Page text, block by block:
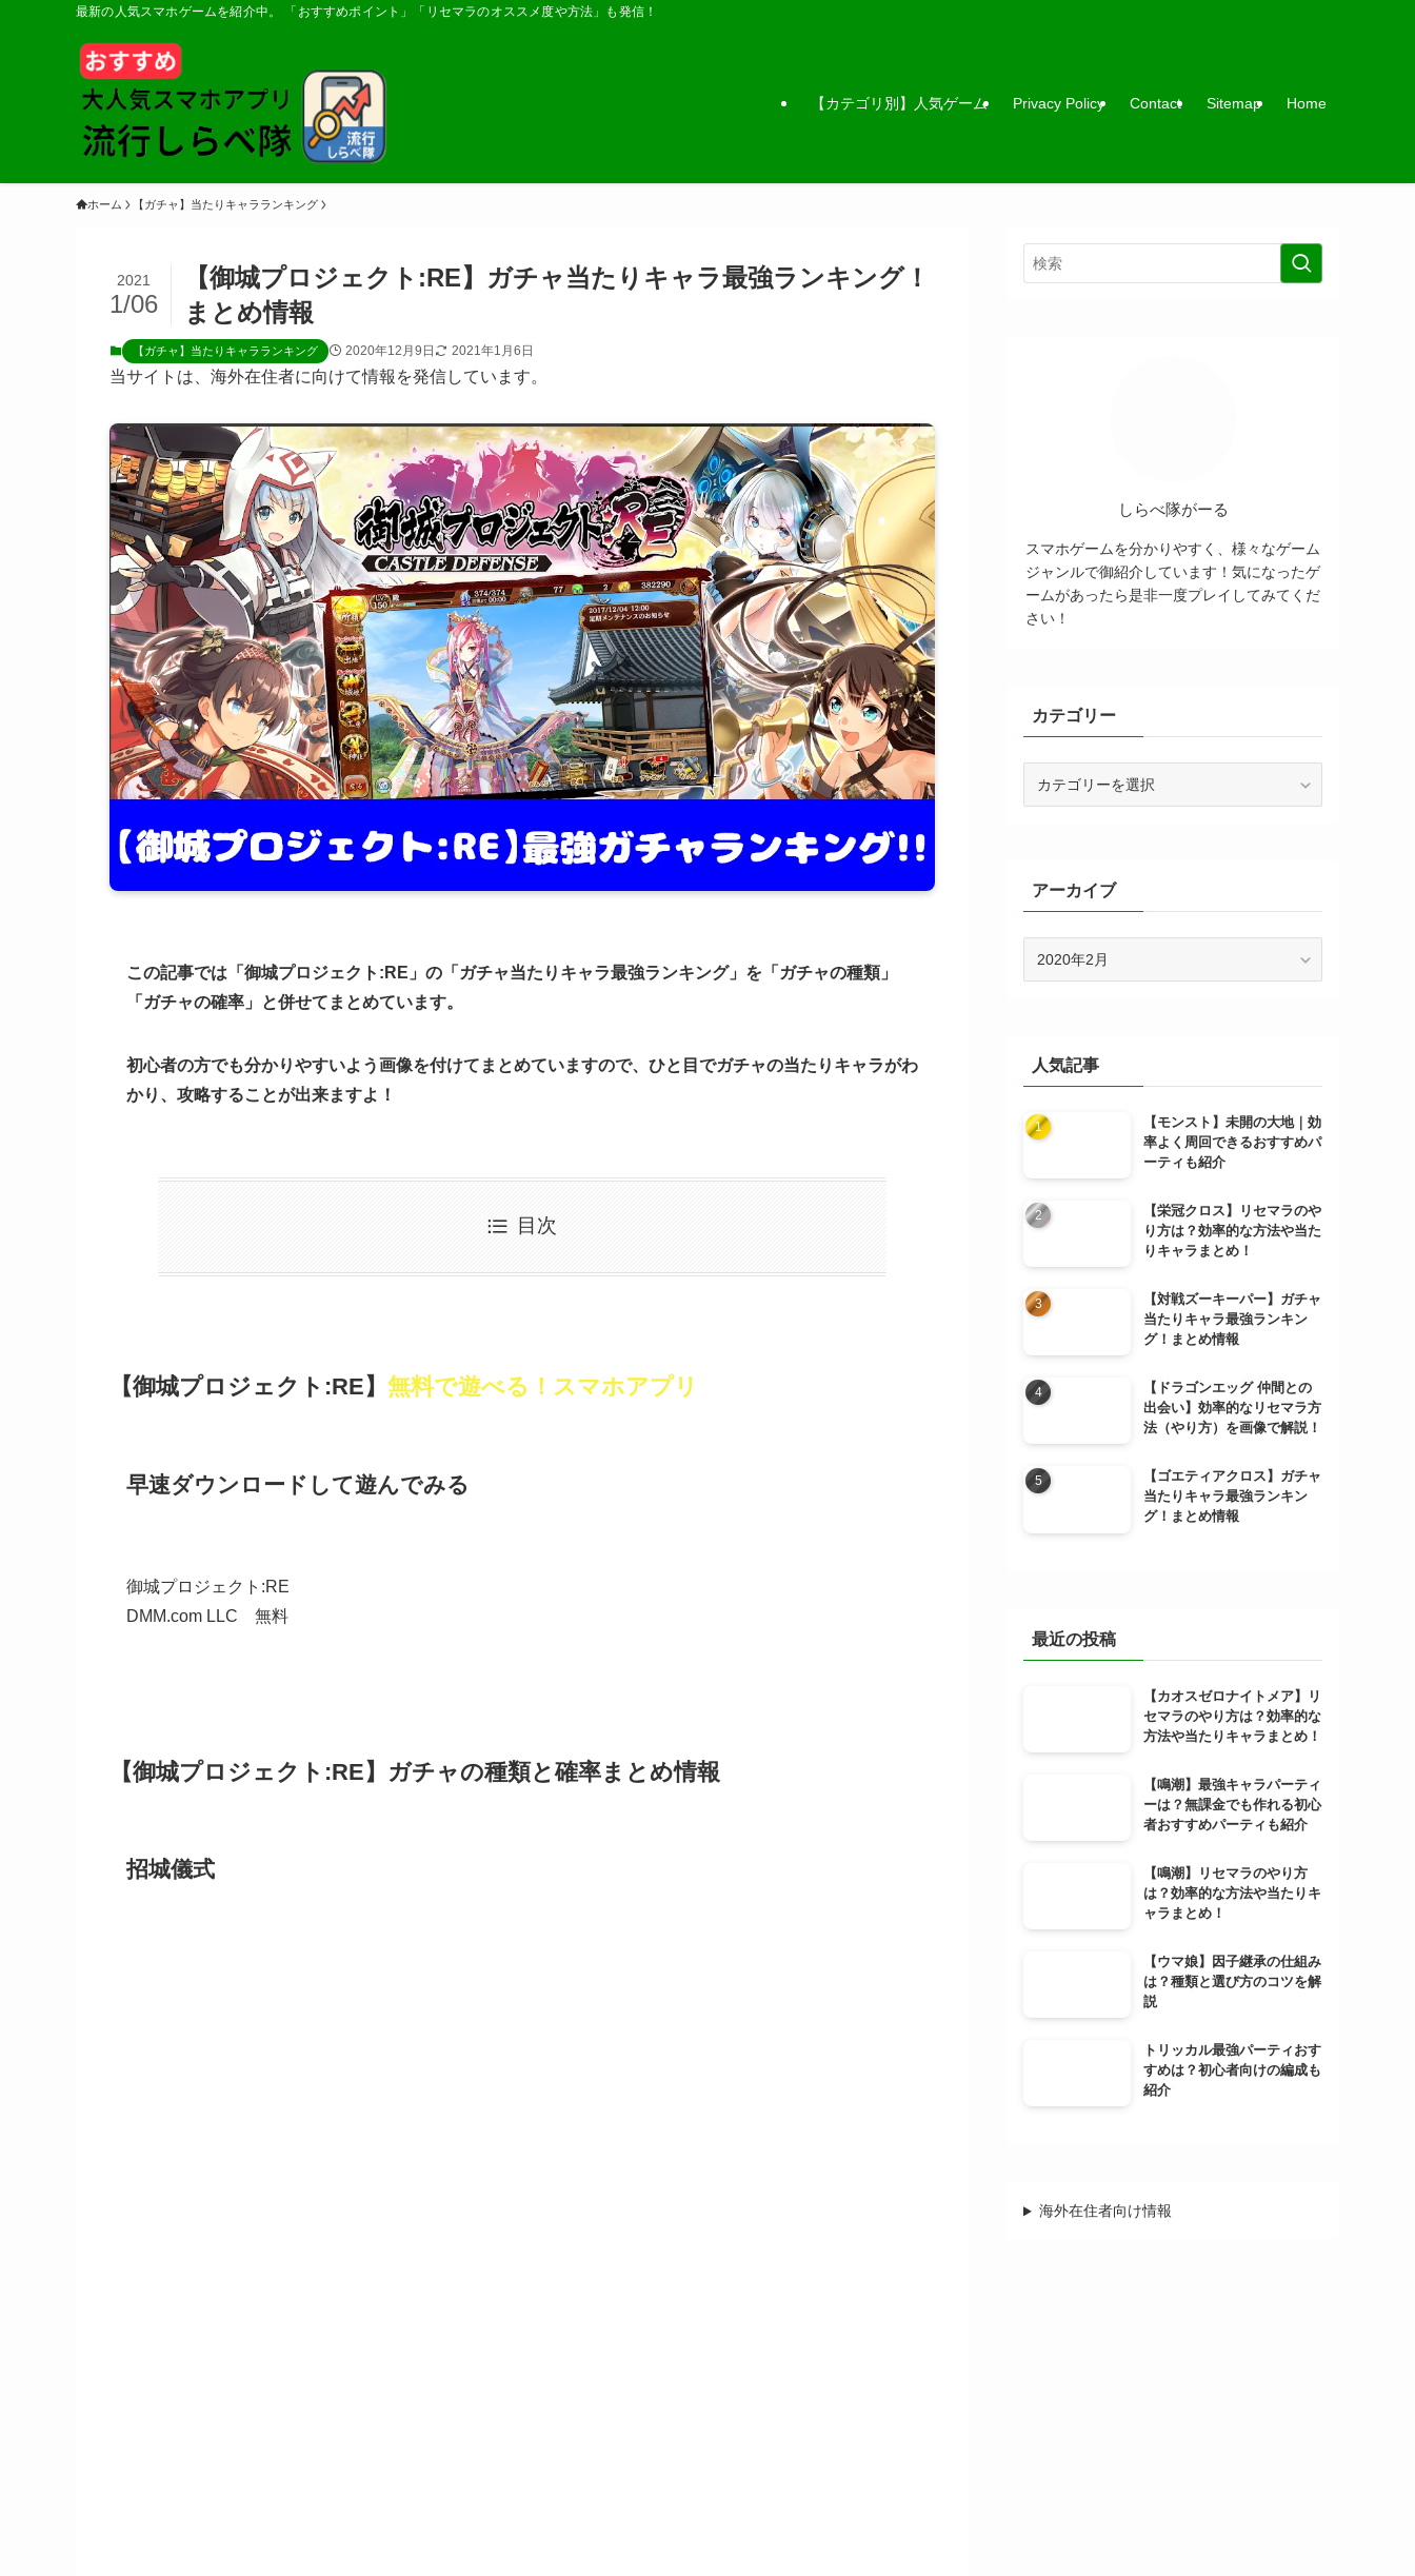
最新の人気スマホゲームを紹介中。 「おすすめポイント」「リセマラのオススメ度や方法」も発信！
【カテゴリ別】人気ゲーム Privacy Policy Contact Sitemap Home
ホーム 【ガチャ】当たりキャラランキング
【御城プロジェクト:RE】ガチャ当たりキャラ最強ランキング！
まとめ情報
2021
1/06
【ガチャ】当たりキャラランキング 2020年12月9日 2021年1月6日
当サイトは、海外在住者に向けて情報を発信しています。
この記事では「御城プロジェクト:RE」の「ガチャ当たりキャラ最強ランキング」を「ガチャの種類」
「ガチャの確率」と併せてまとめています。
初心者の方でも分かりやすいよう画像を付けてまとめていますので、ひと目でガチャの当たりキャラがわ
かり、攻略することが出来ますよ！
目次
【御城プロジェクト:RE】 無料で遊べる！スマホアプリ
早速ダウンロードして遊んでみる
御城プロジェクト:RE
DMM.com LLC 無料
【御城プロジェクト:RE】ガチャの種類と確率まとめ情報
招城儀式
しらべ隊がーる
スマホゲームを分かりやすく、様々なゲーム
ジャンルで御紹介しています！気になったゲ
ームがあったら是非一度プレイしてみてくだ
さい！
カテゴリー
アーカイブ
人気記事
【モンスト】未開の大地｜効
率よく周回できるおすすめパ
ーティも紹介
【栄冠クロス】リセマラのや
り方は？効率的な方法や当た
りキャラまとめ！
【対戦ズーキーパー】ガチャ
当たりキャラ最強ランキン
グ！まとめ情報
【ドラゴンエッグ 仲間との
出会い】効率的なリセマラ方
法（やり方）を画像で解説！
【ゴエティアクロス】ガチャ
当たりキャラ最強ランキン
グ！まとめ情報
最近の投稿
【カオスゼロナイトメア】リ
セマラのやり方は？効率的な
方法や当たりキャラまとめ！
【鳴潮】最強キャラパーティ
ーは？無課金でも作れる初心
者おすすめパーティも紹介
【鳴潮】リセマラのやり方
は？効率的な方法や当たりキ
ャラまとめ！
【ウマ娘】因子継承の仕組み
は？種類と選び方のコツを解
説
トリッカル最強パーティおす
すめは？初心者向けの編成も
紹介
海外在住者向け情報